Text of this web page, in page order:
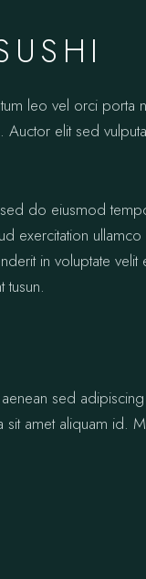
leo vel orci porta
elit sed
do eiusmod
exercitation
in voluptate velit
tusun.
sed
amet aliquam id.